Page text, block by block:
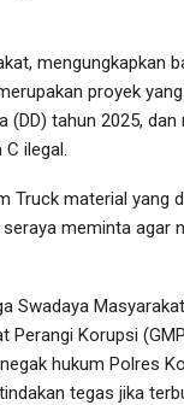
mengungkapkan
proyek
(DD) tahun 2025,
ilegal.
Truck material yang
seraya meminta agar
Swadaya
Perangi Korupsi
hukum Polres
tegas jika